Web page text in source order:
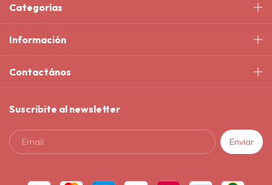
Categorías
Información
Contactános
Suscribite al newsletter